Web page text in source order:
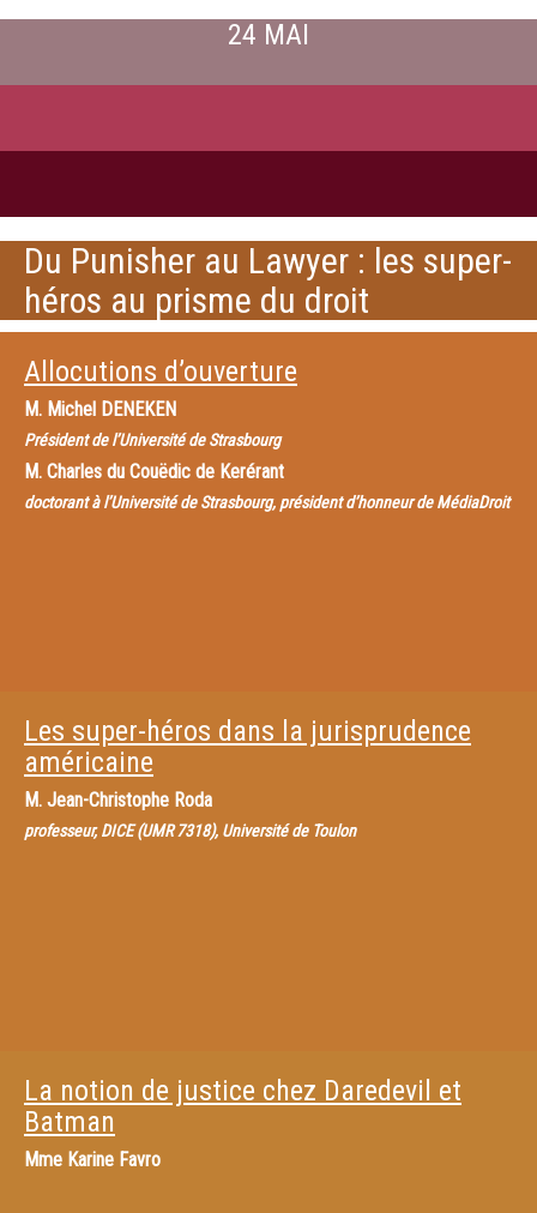
24 MAI
Du Punisher au Lawyer : les super-
héros au prisme du droit
Allocutions d’ouverture
M. Michel DENEKEN
Président de l’Université de Strasbourg
M. Charles du Couëdic de Kerérant
doctorant à l’Université de Strasbourg, président d’honneur de MédiaDroit
Les super-héros dans la jurisprudence
américaine
M. Jean-Christophe Roda
professeur, DICE (UMR 7318), Université de Toulon
La notion de justice chez Daredevil et
Batman
Mme Karine Favro